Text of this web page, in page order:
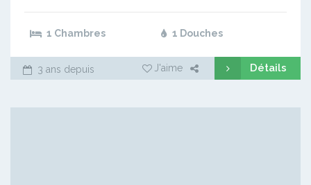
1 Chambres 1 Douches
3 ans depuis J'aime Détails